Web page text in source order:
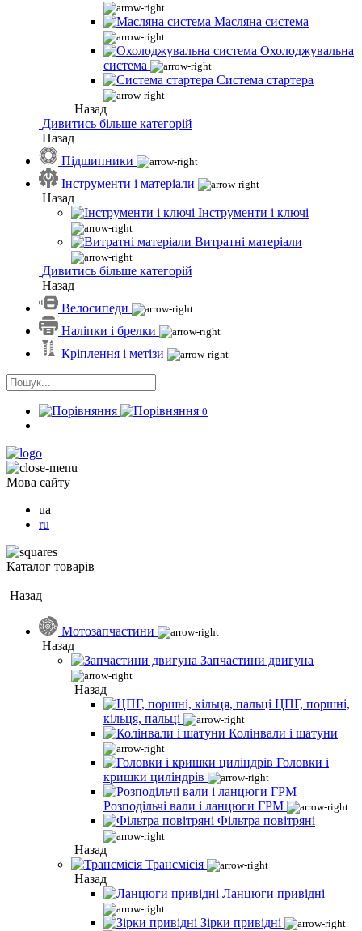
Масляна система
Охолоджувальна
система
Система стартера
Назад
Дивитись більше категорій
Назад
Підшипники
Інструменти і матеріали
Назад
Інструменти і ключі
Витратні матеріали
Дивитись більше категорій
Назад
Велосипеди
Наліпки і брелки
Кріплення і метізи
0
Мова сайту
ua
ru
Каталог товарів
Назад
Мотозапчастини
Назад
Запчастини двигуна
Назад
ЦПГ, поршні,
кільця, пальці
Колінвали і шатуни
Головки і
кришки циліндрів
Розподільчі вали і ланцюги ГРМ
Фільтра повітряні
Назад
Трансмісія
Назад
Ланцюги привідні
Зірки привідні